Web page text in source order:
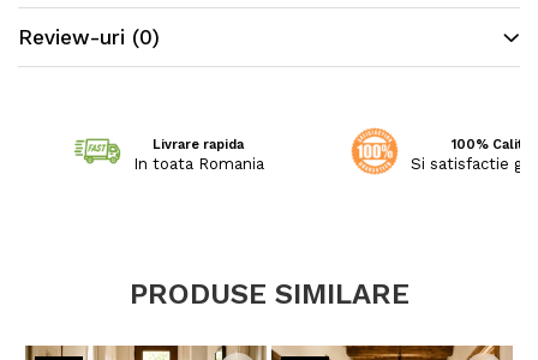
Review-uri (0)
Livrare rapida
In toata Romania
100%
Si satisfactie
PRODUSE SIMILARE